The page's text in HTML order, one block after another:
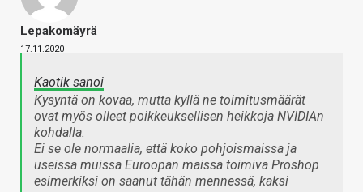
Lepakomäyrä
17.11.2020
Kaotik sanoi
Kysyntä on kovaa, mutta kyllä ne toimitusmäärät
ovat myös olleet poikkeuksellisen heikkoja NVIDIAn
kohdalla.
Ei se ole normaalia, että koko pohjoismaissa ja
useissa muissa Euroopan maissa toimiva Proshop
esimerkiksi on saanut tähän mennessä, kaksi